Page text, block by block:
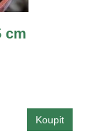
cm